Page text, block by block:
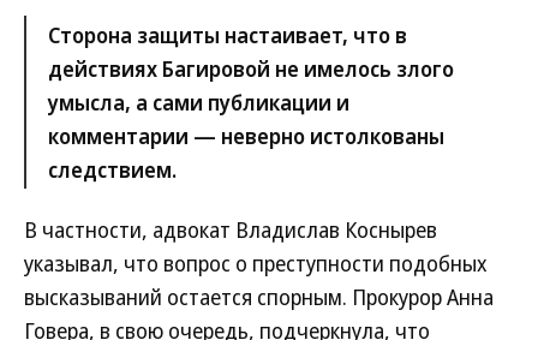
Сторона защиты настаивает, что в
действиях Багировой не имелось злого
умысла, а сами публикации и
комментарии — неверно истолкованы
следствием.
В частности, адвокат Владислав Коснырев
указывал, что вопрос о преступности подобных
высказываний остается спорным. Прокурор Анна
Говера, в свою очередь, подчеркнула, что